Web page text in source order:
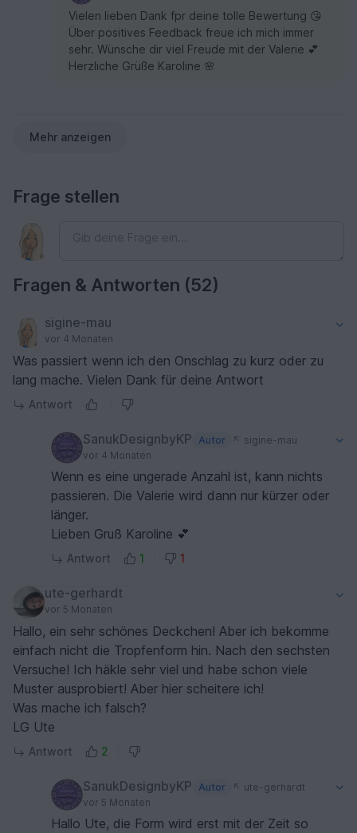
Vielen lieben Dank fpr deine tolle Bewertung 😘
Über positives Feedback freue ich mich immer
sehr. Wünsche dir viel Freude mit der Valerie 💕
Herzliche Grüße Karoline 🌸
Mehr anzeigen
Frage stellen
Fragen & Antworten (52)
sigine-mau
vor 4 Monaten
Was passiert wenn ich den Onschlag zu kurz oder zu
lang mache. Vielen Dank für deine Antwort
Antwort
SanukDesignbyKP Autor
sigine-mau
vor 4 Monaten
Wenn es eine ungerade Anzahl ist, kann nichts
passieren. Die Valerie wird dann nur kürzer oder
länger.
Lieben Gruß Karoline 💕
Antwort 1 1
ute-gerhardt
vor 5 Monaten
Hallo, ein sehr schönes Deckchen! Aber ich bekomme
einfach nicht die Tropfenform hin. Nach den sechsten
Versuche! Ich häkle sehr viel und habe schon viele
Muster ausprobiert! Aber hier scheitere ich!
Was mache ich falsch?
LG Ute
Antwort 2
SanukDesignbyKP Autor
ute-gerhardt
vor 5 Monaten
Hallo Ute, die Form wird erst mit der Zeit so